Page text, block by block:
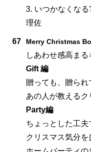
3. いつかなくなる
理佐
67 Merry Christmas
しあわせ感高まる
Gift 編
贈っても、贈られ
あの人が教えるク
Party編
ちょっとした工夫
クリスマス気分を